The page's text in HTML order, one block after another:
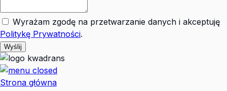
Wyrażam zgodę na przetwarzanie danych i akceptuję
Politykę Prywatności.
Wyślij
Strona główna